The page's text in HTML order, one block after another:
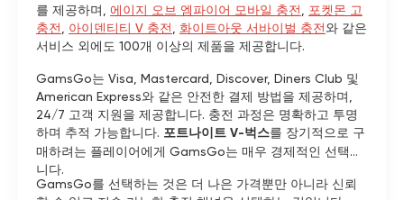
를 제공하며, 에이지 오브 엠파이어 모바일 충전
포켓몬 고
충전
아이덴티티 V 충전 화이트아웃 서바이벌 충전와 같은
서비스 외에도 100개 이상의 제품을 제공합니다.
GamsGo는 Visa, Mastercard, Discover, Diners Club 및
American Express와 같은 안전한 결제 방법을 제공하며,
24/7 고객 지원을 제공합니다. 충전 과정은 명확하고 투명
하며 추적 가능합니다. 포트나이트 V-벅스를 장기적으로 구
매하려는 플레이어에게 GamsGo는 매우 경제적인 선택입
니다.
GamsGo를 선택하는 것은 더 나은 가격뿐만 아니라 신뢰